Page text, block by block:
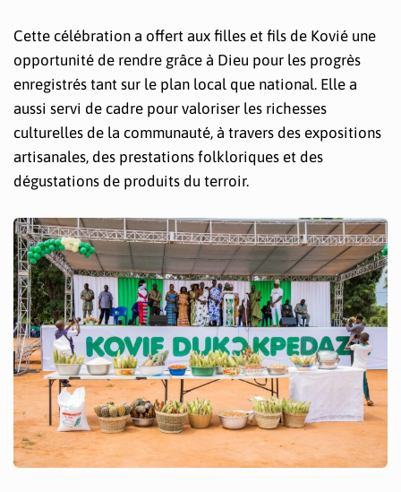
Cette célébration a offert aux filles et fils de Kovié une
opportunité de rendre grâce à Dieu pour les progrès
enregistrés tant sur le plan local que national. Elle a
aussi servi de cadre pour valoriser les richesses
culturelles de la communauté, à travers des expositions
artisanales, des prestations folkloriques et des
dégustations de produits du terroir.